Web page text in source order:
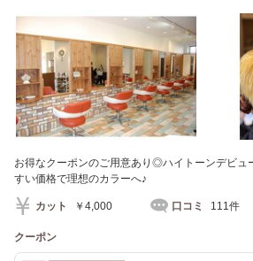
お得なクーポンのご用意あり◎ハイトーンデビュ
すい価格で理想のカラーへ♪
カット ￥4,000 口コミ 111件
クーポン